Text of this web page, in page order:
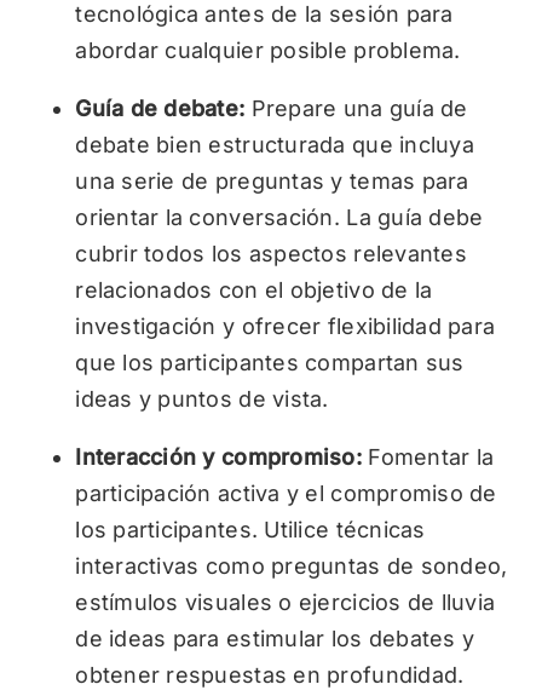
tecnológica antes de la sesión para
abordar cualquier posible problema.
Guía de debate: Prepare una guía de
debate bien estructurada que incluya
una serie de preguntas y temas para
orientar la conversación. La guía debe
cubrir todos los aspectos relevantes
relacionados con el objetivo de la
investigación y ofrecer flexibilidad para
que los participantes compartan sus
ideas y puntos de vista.
Interacción y compromiso:Fomentar la
participación activa y el compromiso de
los participantes. Utilice técnicas
interactivas como preguntas de sondeo,
estímulos visuales o ejercicios de lluvia
de ideas para estimular los debates y
obtener respuestas en profundidad.